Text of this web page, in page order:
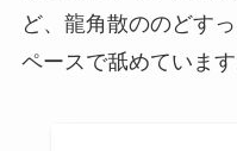
ど、龍角散ののどす
ペースで舐めています